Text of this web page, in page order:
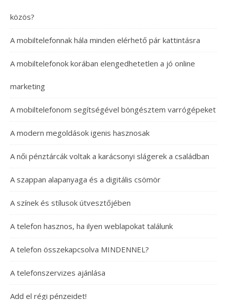
közös?
A mobiltelefonnak hála minden elérhető pár kattintásra
A mobiltelefonok korában elengedhetetlen a jó online
marketing
A mobiltelefonom segítségével böngésztem varrógépeket
A modern megoldások igenis hasznosak
A női pénztárcák voltak a karácsonyi slágerek a családban
A szappan alapanyaga és a digitális csömör
A színek és stílusok útvesztőjében
A telefon hasznos, ha ilyen weblapokat találunk
A telefon összekapcsolva MINDENNEL?
A telefonszervizes ajánlása
Add el régi pénzeidet!